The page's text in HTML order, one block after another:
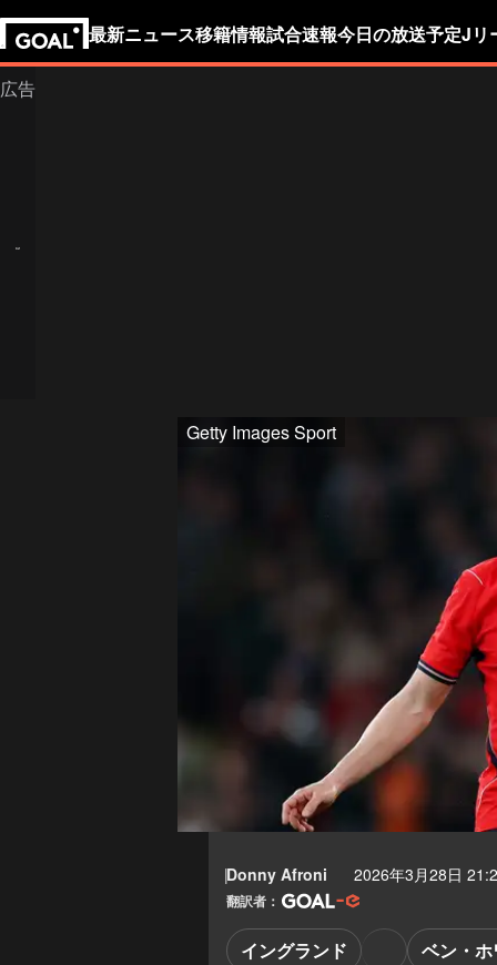
最新ニュース移籍情報試合速報今日の放送予定Jリ
Getty Images Sport
Donny Afroni 2026年3月28日
翻訳者：
イングランド
ベン・